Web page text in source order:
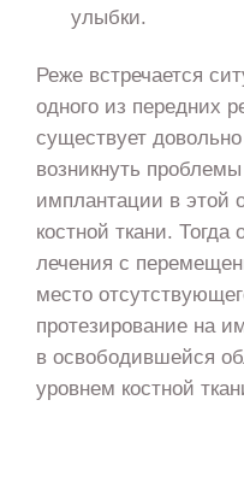
улыбки.
Реже встречается
одного из передних
существует
возникнуть
имплантации в этой
костной ткани. Тогда
лечения с
место
протезирование на
в освободившейся
уровнем костной